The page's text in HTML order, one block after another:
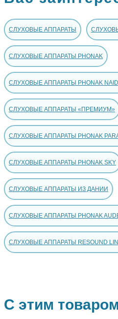
СЛУХОВЫЕ АППАРАТЫ
СЛУХОВЫЕ АППАРАТЫ PHONAK
СЛУХОВЫЕ АППАРАТЫ PHONAK
СЛУХОВЫЕ АППАРАТЫ «ПРЕМИУМ»
СЛУХОВЫЕ АППАРАТЫ PHONAK
СЛУХОВЫЕ АППАРАТЫ PHONAK SKY
СЛУХОВЫЕ АППАРАТЫ ИЗ ДАНИИ
СЛУХОВЫЕ АППАРАТЫ PHONAK
СЛУХОВЫЕ АППАРАТЫ RESOUND
С этим